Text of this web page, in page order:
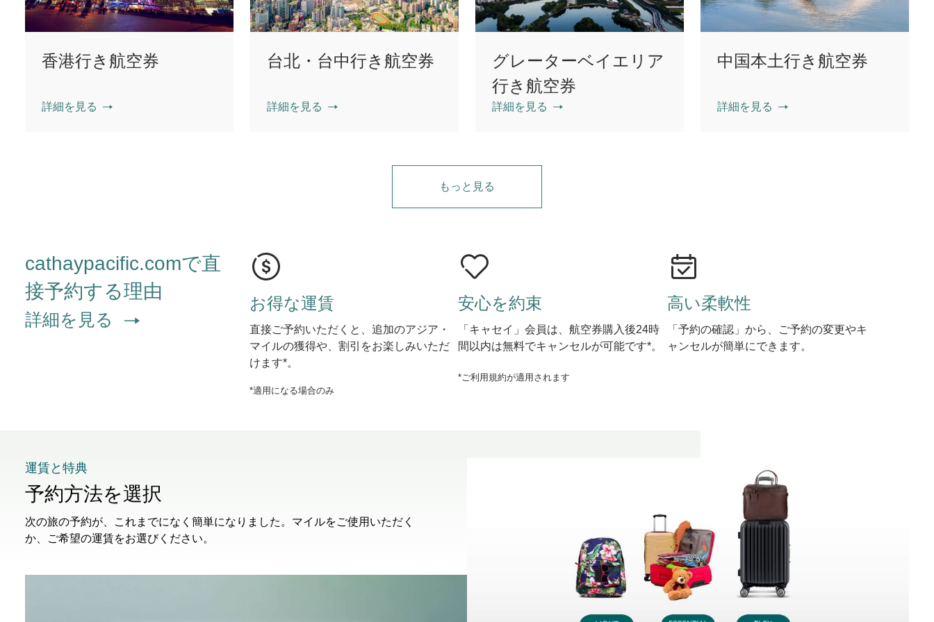
香港行き航空券
詳細を見る
台北・台中行き航空券
詳細を見る
グレーターベイエリア
行き航空券
詳細を見る
中国本土行き航空券
詳細を見る
もっと見る
cathaypacific.comで直
接予約する理由
詳細を見る
お得な運賃
直接ご予約いただくと、追加のアジア・
マイルの獲得や、割引をお楽しみいただ
けます*。
*適用になる場合のみ
安心を約束
「キャセイ」会員は、航空券購入後24時
間以内は無料でキャンセルが可能です*。
*ご利用規約が適用されます
高い柔軟性
「予約の確認」から、ご予約の変更やキ
ャンセルが簡単にできます。
運賃と特典
予約方法を選択
次の旅の予約が、これまでになく簡単になりました。マイルをご使用いただく
か、ご希望の運賃をお選びください。